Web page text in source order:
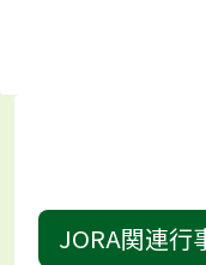
JORA関連行